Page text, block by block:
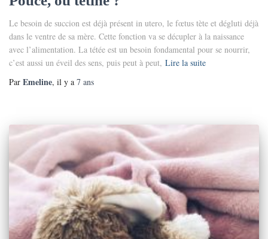
Le besoin de succion est déjà présent in utero, le fœtus tète et dégluti déjà
dans le ventre de sa mère. Cette fonction va se décupler à la naissance
avec l’alimentation. La tétée est un besoin fondamental pour se nourrir,
c’est aussi un éveil des sens, puis peut à peut, Lire la suite
Par Emeline, il y a 7 ans